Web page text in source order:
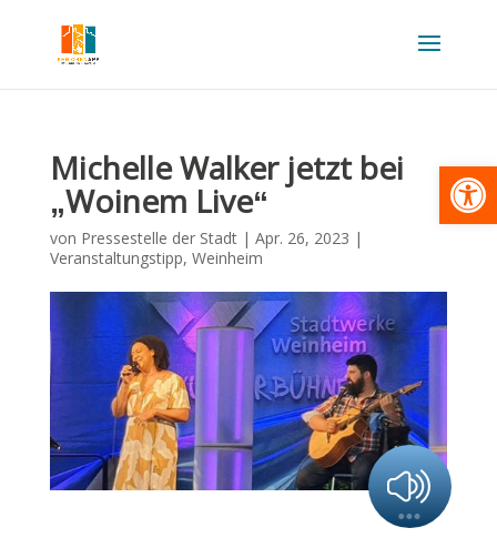
Michelle Walker jetzt bei
„Woinem Live“
von Pressestelle der Stadt| Apr. 26, 2023 |
Veranstaltungstipp, Weinheim